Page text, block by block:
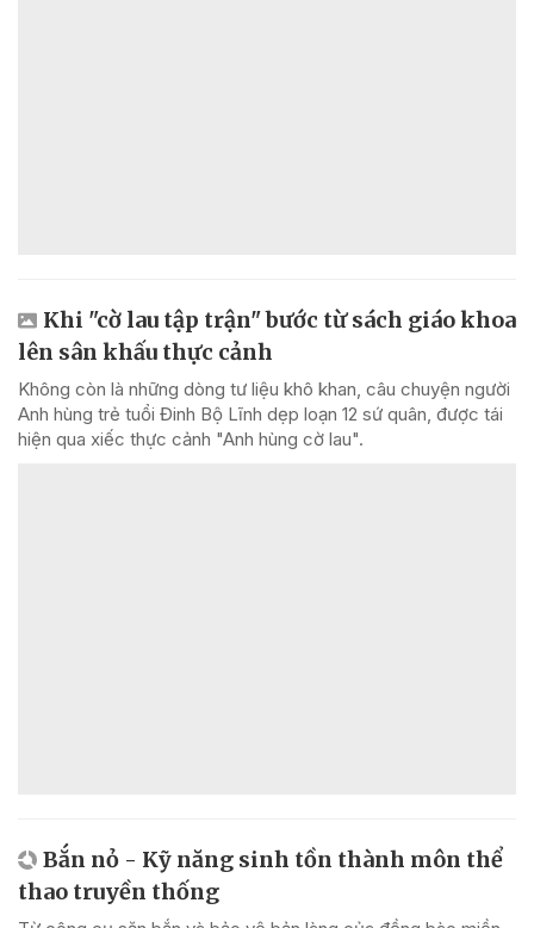
Khi "cờ lau tập trận" bước từ sách giáo khoa
lên sân khấu thực cảnh
Không còn là những dòng tư liệu khô khan, câu chuyện người
Anh hùng trẻ tuổi Đinh Bộ Lĩnh dẹp loạn 12 sứ quân, được tái
hiện qua xiếc thực cảnh "Anh hùng cờ lau".
Bắn nỏ - Kỹ năng sinh tồn thành môn thể
thao truyền thống